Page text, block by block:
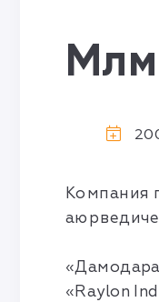
Компания
«Raylon